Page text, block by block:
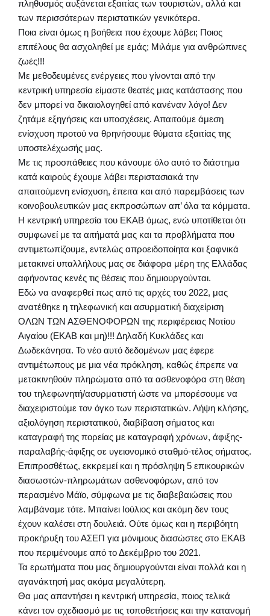
πληθυσμός αυξάνεται εξαιτίας των τουριστών, αλλά και
των περισσότερων περιστατικών γενικότερα.
Ποια είναι όμως η βοήθεια που έχουμε λάβει; Ποιος
επιτέλους θα ασχοληθεί με εμάς; Μιλάμε για ανθρώπινες
ζωές!!!
Με μεθοδευμένες ενέργειες που γίνονται από την
κεντρική υπηρεσία είμαστε θεατές μιας κατάστασης που
δεν μπορεί να δικαιολογηθεί από κανέναν λόγο! Δεν
ζητάμε εξηγήσεις και υποσχέσεις. Απαιτούμε άμεση
ενίσχυση προτού να θρηνήσουμε θύματα εξαιτίας της
υποστελέχωσής μας.
Με τις προσπάθειες που κάνουμε όλο αυτό το διάστημα
κατά καιρούς έχουμε λάβει περιστασιακά την
απαιτούμενη ενίσχυση, έπειτα και από παρεμβάσεις των
κοινοβουλευτικών μας εκπροσώπων απ’ όλα τα κόμματα.
Η κεντρική υπηρεσία του ΕΚΑΒ όμως, ενώ υποτίθεται ότι
συμφωνεί με τα αιτήματά μας και τα προβλήματα που
αντιμετωπίζουμε, εντελώς απροειδοποίητα και ξαφνικά
μετακινεί υπαλλήλους μας σε διάφορα μέρη της Ελλάδας
αφήνοντας κενές τις θέσεις που δημιουργούνται.
Εδώ να αναφερθεί πως από τις αρχές του 2022, μας
ανατέθηκε η τηλεφωνική και ασυρματική διαχείριση
ΟΛΩΝ ΤΩΝ ΑΣΘΕΝΟΦΟΡΩΝ της περιφέρειας Νοτίου
Αιγαίου (ΕΚΑΒ και μη)!!! Δηλαδή Κυκλάδες και
Δωδεκάνησα. Το νέο αυτό δεδομένων μας έφερε
αντιμέτωπους με μια νέα πρόκληση, καθώς έπρεπε να
μετακινηθούν πληρώματα από τα ασθενοφόρα στη θέση
του τηλεφωνητή/ασυρματιστή ώστε να μπορέσουμε να
διαχειριστούμε τον όγκο των περιστατικών. Λήψη κλήσης,
αξιολόγηση περιστατικού, διαβίβαση σήματος και
καταγραφή της πορείας με καταγραφή χρόνων, άφιξης-
παραλαβής-άφιξης σε υγειονομικό σταθμό-τέλος σήματος.
Επιπροσθέτως, εκκρεμεί και η πρόσληψη 5 επικουρικών
διασωστών-πληρωμάτων ασθενοφόρων, από τον
περασμένο Μάϊο, σύμφωνα με τις διαβεβαιώσεις που
λαμβάναμε τότε. Μπαίνει Ιούλιος και ακόμη δεν τους
έχουν καλέσει στη δουλειά. Ούτε όμως και η περιβόητη
προκήρυξη του ΑΣΕΠ για μόνιμους διασώστες στο ΕΚΑΒ
που περιμένουμε από το Δεκέμβριο του 2021.
Τα ερωτήματα που μας δημιουργούνται είναι πολλά και η
αγανάκτησή μας ακόμα μεγαλύτερη.
Θα μας απαντήσει η κεντρική υπηρεσία, ποιος τελικά
κάνει τον σχεδιασμό με τις τοποθετήσεις και την κατανομή